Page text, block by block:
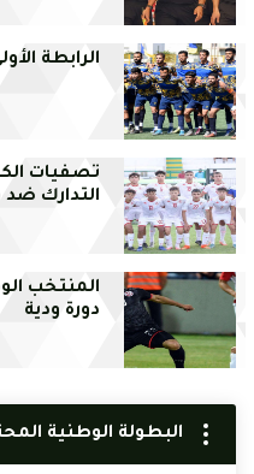
الرابطة
تصفيات
التدارك
دورة ودية
البطولة الوطنية